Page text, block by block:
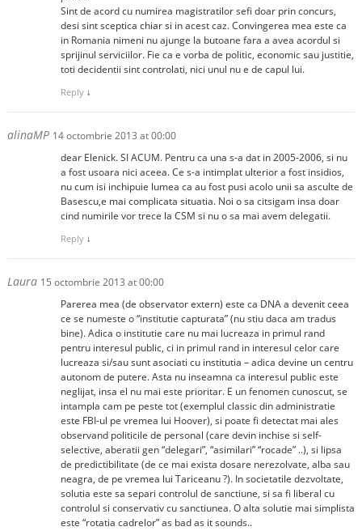
Sint de acord cu numirea magistratilor sefi doar prin concurs,
desi sint sceptica chiar si in acest caz. Convingerea mea este ca
in Romania nimeni nu ajunge la butoane fara a avea acordul si
sprijinul serviciilor. Fie ca e vorba de politic, economic sau justitie,
toti decidentii sint controlati, nici unul nu e de capul lui.
Reply ↓
alinaMP 14 octombrie 2013 at 00:00
dear Elenick. SI ACUM. Pentru ca una s-a dat in 2005-2006, si nu
a fost usoara nici aceea. Ce s-a intimplat ulterior a fost insidios,
nu cum isi inchipuie lumea ca au fost pusi acolo unii sa asculte de
Basescu,e mai complicata situatia. Noi o sa citsigam insa doar
cind numirile vor trece la CSM si nu o sa mai avem delegatii.
Reply ↓
Laura 15 octombrie 2013 at 00:00
Parerea mea (de observator extern) este ca DNA a devenit ceea
ce se numeste o “institutie capturata” (nu stiu daca am tradus
bine). Adica o institutie care nu mai lucreaza in primul rand
pentru interesul public, ci in primul rand in interesul celor care
lucreaza si/sau sunt asociati cu institutia – adica devine un centru
autonom de putere. Asta nu inseamna ca interesul public este
neglijat, insa el nu mai este prioritar. E un fenomen cunoscut, se
intampla cam pe peste tot (exemplul classic din administratie
este FBI-ul pe vremea lui Hoover), si poate fi detectat mai ales
observand politicile de personal (care devin inchise si self-
selective, aberatii gen “delegari”, “asimilari” “rocade” ..), si lipsa
de predictibilitate (de ce mai exista dosare nerezolvate, alba sau
neagra, de pe vremea lui Tariceanu ?). In societatile dezvoltate,
solutia este sa separi controlul de sanctiune, si sa fi liberal cu
controlul si conservativ cu sanctiunea. O alta solutie mai simplista
este “rotatia cadrelor” as bad as it sounds..